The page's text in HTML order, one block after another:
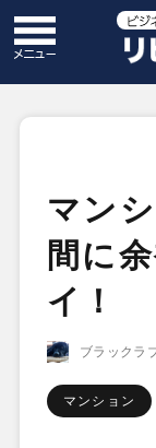
マン
間に
イ！
ブラックラ
マンション